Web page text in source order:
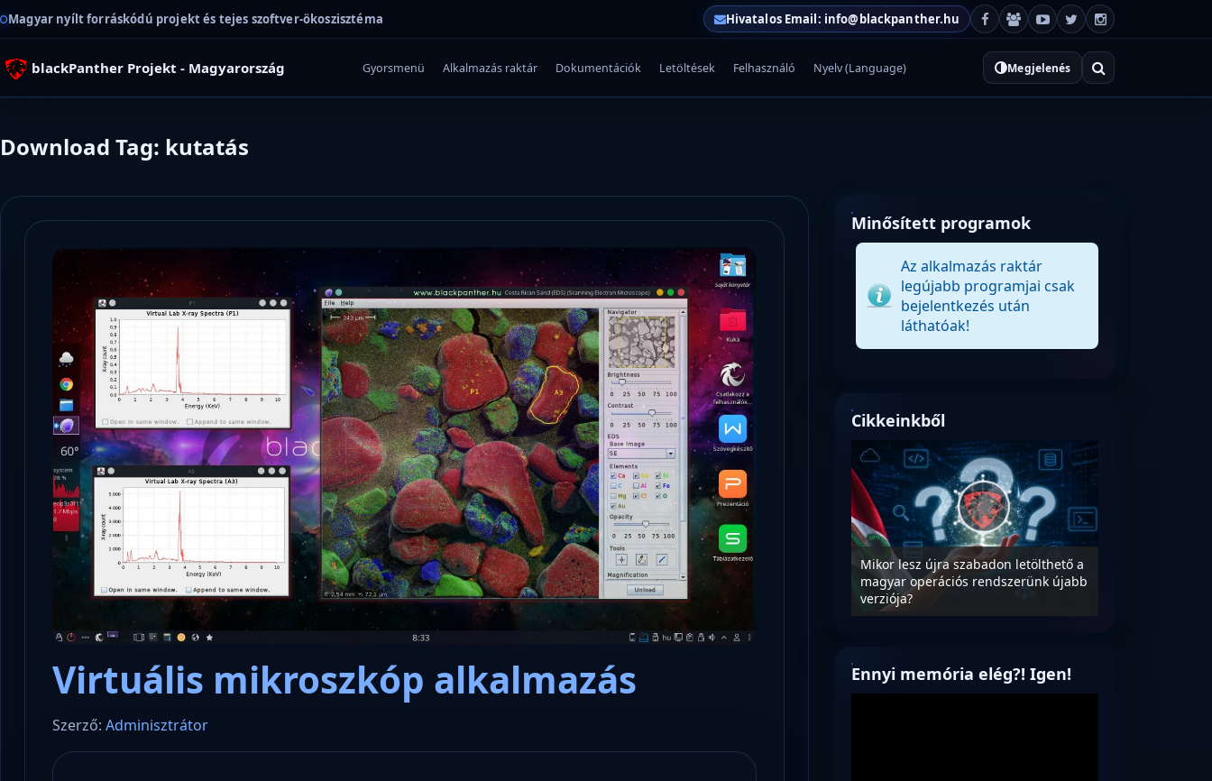
Magyar nyílt forráskódú projekt és tejes szoftver-ökoszisztéma Hivatalos Email: info@blackpanther.hu
blackPanther Projekt - Magyarország Gyorsmenü Alkalmazás raktár Dokumentációk Letöltések Felhasználó Nyelv (Language) Megjelenés
Download Tag: kutatás
Virtuális mikroszkóp alkalmazás
Szerző: Adminisztrátor
Minősített programok
Az alkalmazás raktár
legújabb programjai csak
bejelentkezés után
láthatóak!
Cikkeinkből
Microsoft odaadta a kulcsokat a
hatóságoknak, hogy visszafejthessék
az adatokat.
Konzulens – a polgári kommunikációs
és statisztikai platform
Nyílt levél Tanács Zoltán miniszter
úrnak, az oktatás és függetlenség
jövőjéről!
Mikor lesz újra szabadon letölthető a
magyar operációs rendszerünk újabb
verziója?
Ennyi memória elég?! Igen!